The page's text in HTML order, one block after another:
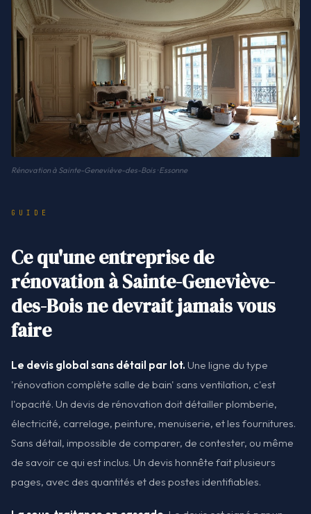
Rénovation à Sainte-Geneviève-des-Bois · Essonne
GUIDE
Ce qu'une entreprise de
rénovation à Sainte-Geneviève-
des-Bois ne devrait jamais vous
faire
Le devis global sans détail par lot. Une ligne du type
'rénovation complète salle de bain' sans ventilation, c'est
l'opacité. Un devis de rénovation doit détailler plomberie,
électricité, carrelage, peinture, menuiserie, et les fournitures.
Sans détail, impossible de comparer, de contester, ou même
de savoir ce qui est inclus. Un devis honnête fait plusieurs
pages, avec des quantités et des postes identifiables.